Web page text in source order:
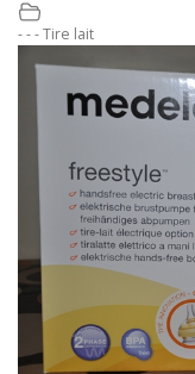
- - - Tire lait